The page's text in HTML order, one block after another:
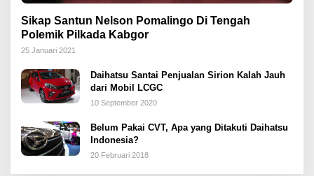
Sikap Santun Nelson Pomalingo Di Tengah
Polemik Pilkada Kabgor
25 Januari 2021
Daihatsu Santai Penjualan Sirion Kalah Jauh
dari Mobil LCGC
10 September 2020
Belum Pakai CVT, Apa yang Ditakuti Daihatsu
Indonesia?
20 Februari 2018